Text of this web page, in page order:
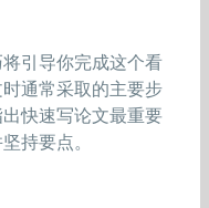
引导你完成这个看
通常采取的主要步
快速写论文最重要
持要点。